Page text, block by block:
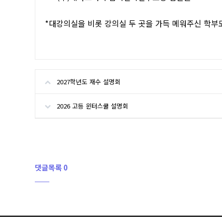
*대강의실을 비롯 강의실 두 곳을 가득 메워주신 학부
2027학년도 재수 설명회
2026 고등 윈터스쿨 설명회
댓글목록 0